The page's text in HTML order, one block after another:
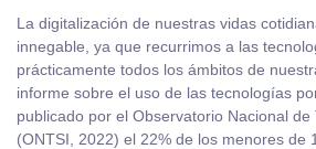
La digitalización de nuestras vidas
innegable, ya que recurrimos a las
prácticamente todos los ámbitos de
informe sobre el uso de las tecnologías
publicado por el Observatorio Nacional de
(ONTSI, 2022) el 22% de los menores de